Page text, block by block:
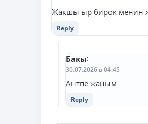
Жакшы ыр бирок менин
Reply
Бакы:
30.07.2026 в 04:45
Антпе жаным
Reply